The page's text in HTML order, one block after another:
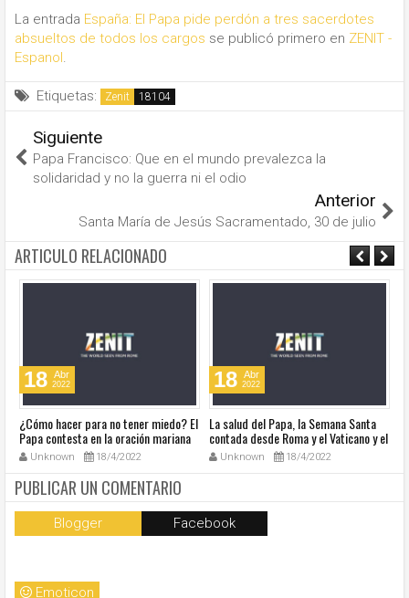
La entrada España: El Papa pide perdón a tres sacerdotes
absueltos de todos los cargos se publicó primero en ZENIT -
Espanol
Etiquetas: Zenit
Siguiente
Papa Francisco: Que en el mundo prevalezca la
solidaridad y no la guerra ni el odio
Anterior
Santa María de Jesús Sacramentado, 30 de julio
ARTICULO RELACIONADO
18 Abr
2022
¿Cómo hacer para no tener miedo? El
Papa contesta en la oración mariana
de este lunes en la Plaza de San
Pedro
Unknown 18/4/2022
18 Abr
2022
La salud del Papa, la Semana Santa
contada desde Roma y el Vaticano y el
resumen de noticias en audio
Unknown 18/4/2022
PUBLICAR UN COMENTARIO
Blogger Facebook
Emoticon